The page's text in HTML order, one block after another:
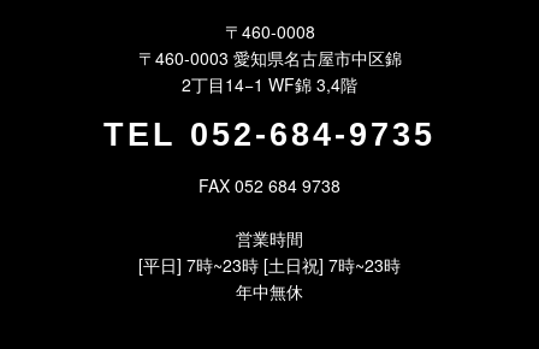
〒460-0008
〒460-0003 愛知県名古屋市中区錦
2丁目14−1 WF錦 3,4階
TEL 052-684-9735
FAX 052 684 9738
営業時間
[平日] 7時~23時 [土日祝] 7時~23時
年中無休